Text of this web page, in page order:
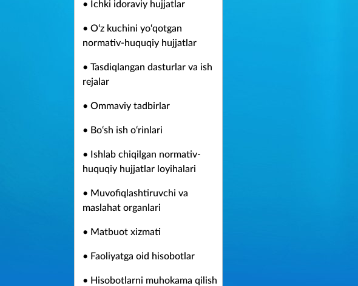
• Ichki idoraviy hujjatlar
• O‘z kuchini yo‘qotgan
normativ-huquqiy hujjatlar
• Tasdiqlangan dasturlar va ish
rejalar
• Ommaviy tadbirlar
• Bo‘sh ish o‘rinlari
• Ishlab chiqilgan normativ-
huquqiy hujjatlar loyihalari
• Muvofiqlashtiruvchi va
maslahat organlari
• Matbuot xizmati
• Faoliyatga oid hisobotlar
• Hisobotlarni muhokama qilish